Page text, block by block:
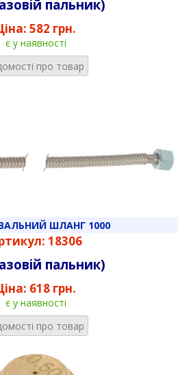
пальник)
582 грн.
є у наявності
про товар
ШЛАНГ 1000
18306
пальник)
618 грн.
є у наявності
про товар